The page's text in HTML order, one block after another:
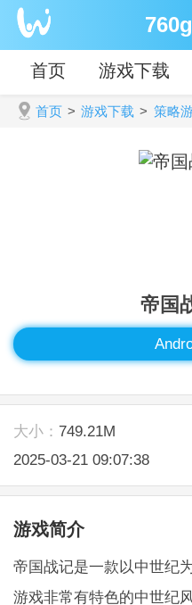
首页 游戏下载
首页 > 游戏下载 > 策略
帝国
大小： 749.21M
2025-03-21 09:07:38
游戏简介
帝国战记是一款以中世纪
游戏非常有特色的中世纪